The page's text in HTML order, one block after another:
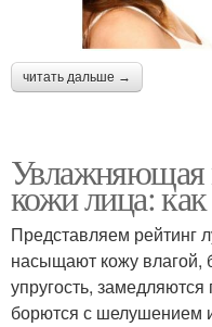
читать дальше →
Увлажняющая
кожи лица:
Представляем рейтинг
насыщают кожу влагой,
упругость,
борются с шелушением